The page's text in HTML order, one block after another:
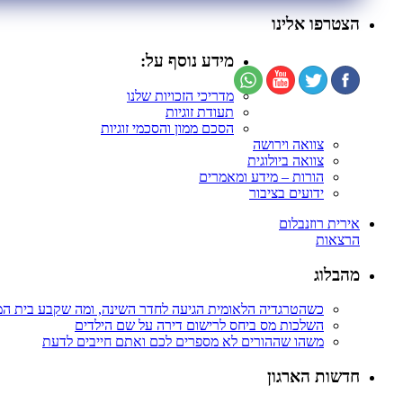
הצטרפו אלינו
מידע נוסף על:
מדריכי הזכויות שלנו
תעודת זוגיות
הסכם ממון והסכמי זוגיות
צוואה וירושה
צוואה ביולוגית
הורות – מידע ומאמרים
ידועים בציבור
אירית רוזנבלום
הרצאות
מהבלוג
כשהטרגדיה הלאומית הגיעה לחדר השינה, ומה שקבע בית
השלכות מס ביחס לרישום דירה על שם הילדים
משהו שההורים לא מספרים לכם ואתם חייבים לדעת
חדשות הארגון